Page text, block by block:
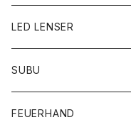
LED LENSER
SUBU
FEUERHAND